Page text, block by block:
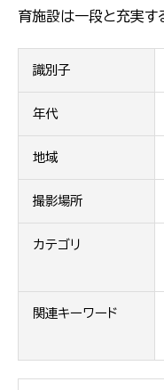
育施設は一段と充実す
識別子
年代
地域
撮影場所
カテゴリ
関連キーワード